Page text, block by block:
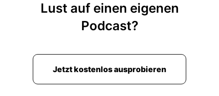
Lust auf einen eigenen
Podcast?
Jetzt kostenlos ausprobieren